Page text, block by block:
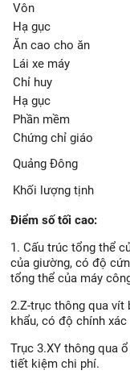
Vôn
Hạ gục
Ăn cao cho ăn
Lái xe máy
Chỉ huy
Hạ gục
Phần mềm
Chứng chỉ giáo
Quảng Đông
Khối lượng tịnh
Điểm số tối cao:
1. Cấu trúc tổng thể
của giường, có độ
tổng thể của máy
2.Z-trục thông qua vít
khẩu, có độ chính xác
Trục 3.XY thông qua
tiết kiệm chi phí.